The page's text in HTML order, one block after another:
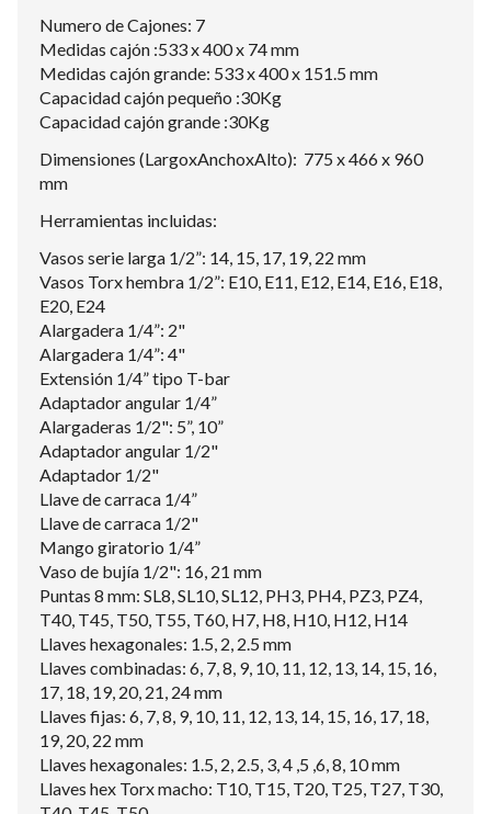
Numero de Cajones: 7
Medidas cajón :533 x 400 x 74 mm
Medidas cajón grande: 533 x 400 x 151.5 mm
Capacidad cajón pequeño :30Kg
Capacidad cajón grande :30Kg
Dimensiones (LargoxAnchoxAlto): 775 x 466 x 960
mm
Herramientas incluidas:
Vasos serie larga 1/2”: 14, 15, 17, 19, 22 mm
Vasos Torx hembra 1/2”: E10, E11, E12, E14, E16, E18,
E20, E24
Alargadera 1/4”: 2"
Alargadera 1/4”: 4"
Extensión 1/4” tipo T-bar
Adaptador angular 1/4”
Alargaderas 1/2": 5”, 10”
Adaptador angular 1/2"
Adaptador 1/2"
Llave de carraca 1/4”
Llave de carraca 1/2"
Mango giratorio 1/4”
Vaso de bujía 1/2": 16, 21 mm
Puntas 8 mm: SL8, SL10, SL12, PH3, PH4, PZ3, PZ4,
T40, T45, T50, T55, T60, H7, H8, H10, H12, H14
Llaves hexagonales: 1.5, 2, 2.5 mm
Llaves combinadas: 6, 7, 8, 9, 10, 11, 12, 13, 14, 15, 16,
17, 18, 19, 20, 21, 24 mm
Llaves fijas: 6, 7, 8, 9, 10, 11, 12, 13, 14, 15, 16, 17, 18,
19, 20, 22 mm
Llaves hexagonales: 1.5, 2, 2.5, 3, 4 ,5 ,6, 8, 10 mm
Llaves hex Torx macho: T10, T15, T20, T25, T27, T30,